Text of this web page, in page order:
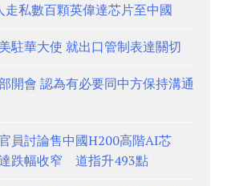
走私數百顆英偉達芯片至中國
駐華大使 就出口管制表達關切
開會 認為有必要同中方保持溝通
員討論售中國H200高階AI芯
跌幅收窄 道指升493點